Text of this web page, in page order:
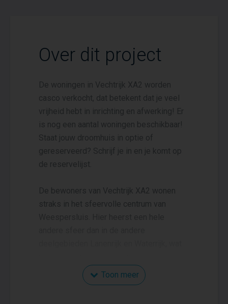
Over dit project
De woningen in Vechtrijk XA2 worden
casco verkocht, dat betekent dat je veel
vrijheid hebt in inrichting en afwerking! Er
is nog een aantal woningen beschikbaar!
Staat jouw droomhuis in optie of
gereserveerd? Schrijf je in en je komt op
de reservelijst.
De bewoners van Vechtrijk XA2 wonen
straks in het sfeervolle centrum van
centrum vind je een levendige mix van
wonen & recreëren én reuring &
Toon meer